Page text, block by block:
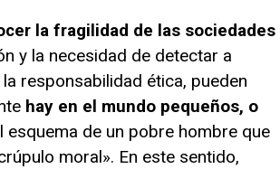
la fragilidad de las sociedades
y la necesidad de detectar a
responsabilidad ética, pueden
hay en el mundo pequeños, o
de un pobre hombre que
moral». En este sentido,